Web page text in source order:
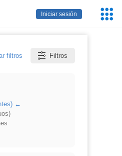
Iniciar sesión
filtros Filtros